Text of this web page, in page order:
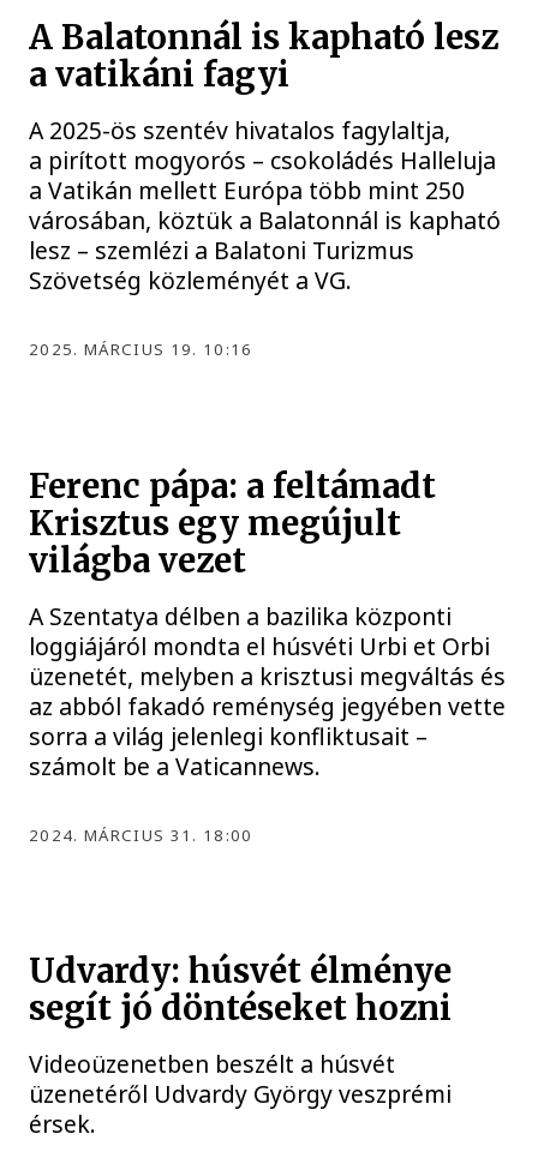
A Balatonnál is kapható lesz
a vatikáni fagyi
A 2025-ös szentév hivatalos fagylaltja,
a pirított mogyorós – csokoládés Halleluja
a Vatikán mellett Európa több mint 250
városában, köztük a Balatonnál is kapható
lesz – szemlézi a Balatoni Turizmus
Szövetség közleményét a VG.
2025. MÁRCIUS 19. 10:16
Ferenc pápa: a feltámadt
Krisztus egy megújult
világba vezet
A Szentatya délben a bazilika központi
loggiájáról mondta el húsvéti Urbi et Orbi
üzenetét, melyben a krisztusi megváltás és
az abból fakadó reménység jegyében vette
sorra a világ jelenlegi konfliktusait –
számolt be a Vaticannews.
2024. MÁRCIUS 31. 18:00
Udvardy: húsvét élménye
segít jó döntéseket hozni
Videoüzenetben beszélt a húsvét
üzenetéről Udvardy György veszprémi
érsek.